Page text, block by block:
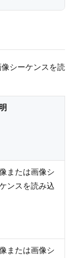
シーケンスを読
または画像シ
ンスを読み込
または画像シ